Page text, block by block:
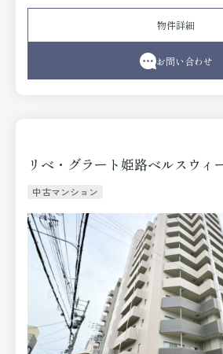
アクセスも良好です。
高断熱・省エネ性能を備えたZEH仕様
もやさしい住まい。快適性と経済性を
を完備。生活感を抑えた、すっきりと
すっきりと保てます。
タッチレス水栓・ミストカワック・食器
んなど、毎日の家事をサポートする設備
しい日々にゆとりを生み出す、機能性の
立地・性能・設備の三拍子が揃った、
住宅。ぜひ現地にてご体感ください。
物件詳細
お問い合わせ
リベ・グラート姫路ベルスウィ
中古マンション